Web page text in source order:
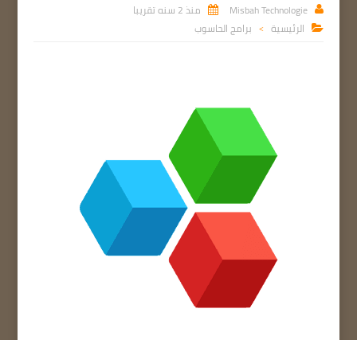

Misbah Technologie
 منذ 2 سنه تقريبا
 الرئيسية > برامج الحاسوب